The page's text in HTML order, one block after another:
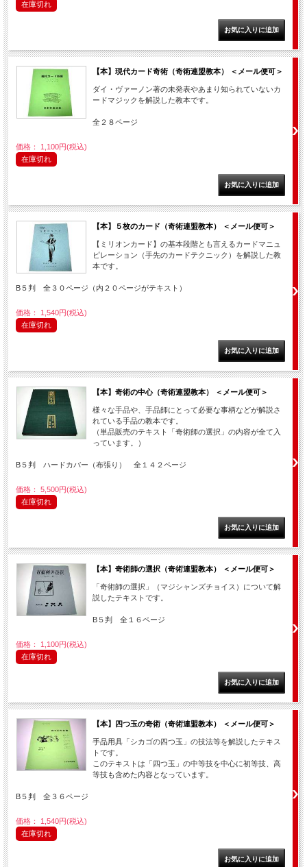
在庫切れ
【本】現代カード奇術（奇術連盟教本） ＜メール便可＞
ダイ・ヴァーノン著の未発表やあまり知られていないカ
ードマジックを解説した教本です。
全２８ページ
価格： 1,100円(税込)
在庫切れ
【本】５枚のカード（奇術連盟教本） ＜メール便可＞
【ミリオンカード】の基本段階とも言えるカードマニュ
ピレーション（手先のカードテクニック）を解説した教
本です。
B５判 全３０ページ（内２０ページがテキスト）
価格： 1,540円(税込)
在庫切れ
【本】奇術の中心（奇術連盟教本） ＜メール便可＞
様々な手品や、手品師にとって必要な事柄などが解説さ
れている手品の教本です。
（単品販売のテキスト「奇術師の選択」の内容が全て入
っています。）
B５判 ハードカバー（布張り） 全１４２ページ
価格： 5,500円(税込)
在庫切れ
【本】奇術師の選択（奇術連盟教本） ＜メール便可＞
「奇術師の選択」（マジシャンズチョイス）について解
説したテキストです。
B５判 全１６ページ
価格： 1,100円(税込)
在庫切れ
【本】四つ玉の奇術（奇術連盟教本） ＜メール便可＞
手品用具「シカゴの四つ玉」の技法等を解説したテキス
トです。
このテキストは「四つ玉」の中等技を中心に初等技、高
等技も含めた内容となっています。
B５判 全３６ページ
価格： 1,540円(税込)
在庫切れ